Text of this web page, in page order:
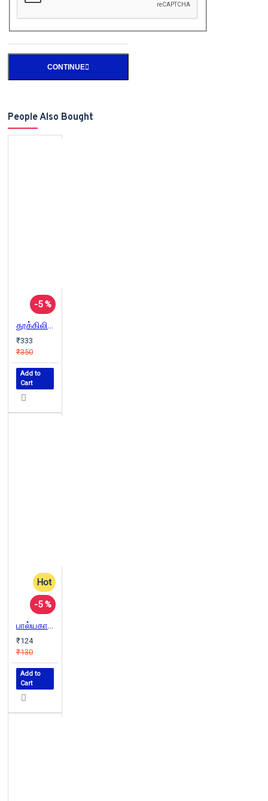
CONTINUE
People Also Bought
-5 %
தூக்கிலிடுபவரின் குறிப்புகள்
₹333
₹350
Add to
Cart
Hot
-5 %
பால்யகால சகி
₹124
₹130
Add to
Cart